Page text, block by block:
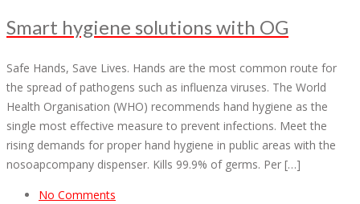
Smart hygiene solutions with OG
Safe Hands, Save Lives. Hands are the most common route for
the spread of pathogens such as influenza viruses. The World
Health Organisation (WHO) recommends hand hygiene as the
single most effective measure to prevent infections. Meet the
rising demands for proper hand hygiene in public areas with the
nosoapcompany dispenser. Kills 99.9% of germs. Per […]
No Comments